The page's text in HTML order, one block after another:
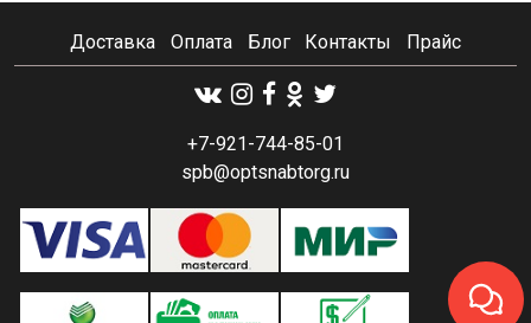
Доставка Оплата Блог Контакты Прайс
+7-921-744-85-01
spb@optsnabtorg.ru